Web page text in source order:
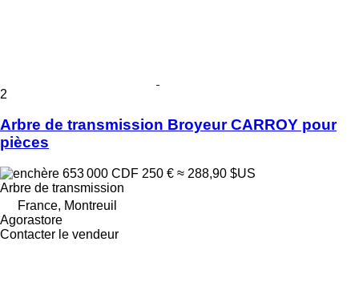
2
Arbre de transmission Broyeur CARROY pour
pièces
653 000 CDF 250 € ≈ 288,90 $US
Arbre de transmission
France, Montreuil
Agorastore
Contacter le vendeur